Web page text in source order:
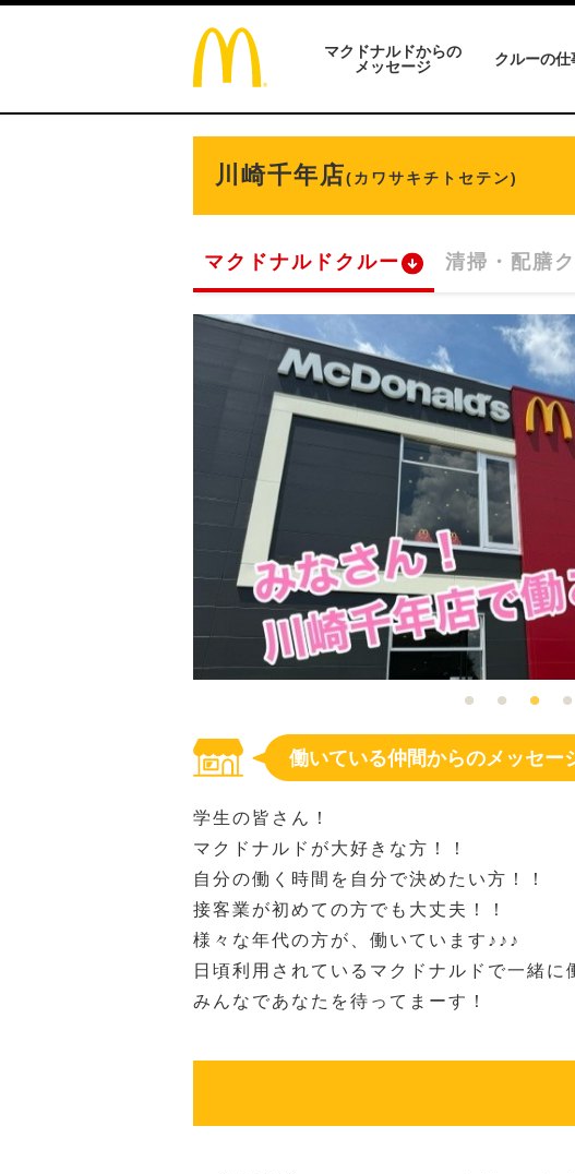
マクドナルドからの
メッセージ
クルーの
川崎千年店(カワサキチトセテン)
マクドナルドクルー 清掃・配膳
働いている仲間からのメッセー
学生の皆さん！
マクドナルドが大好きな方！！
自分の働く時間を自分で決めたい方！！
接客業が初めての方でも大丈夫！！
様々な年代の方が、働いています♪♪♪
日頃利用されているマクドナルドで一緒に
みんなであなたを待ってまーす！